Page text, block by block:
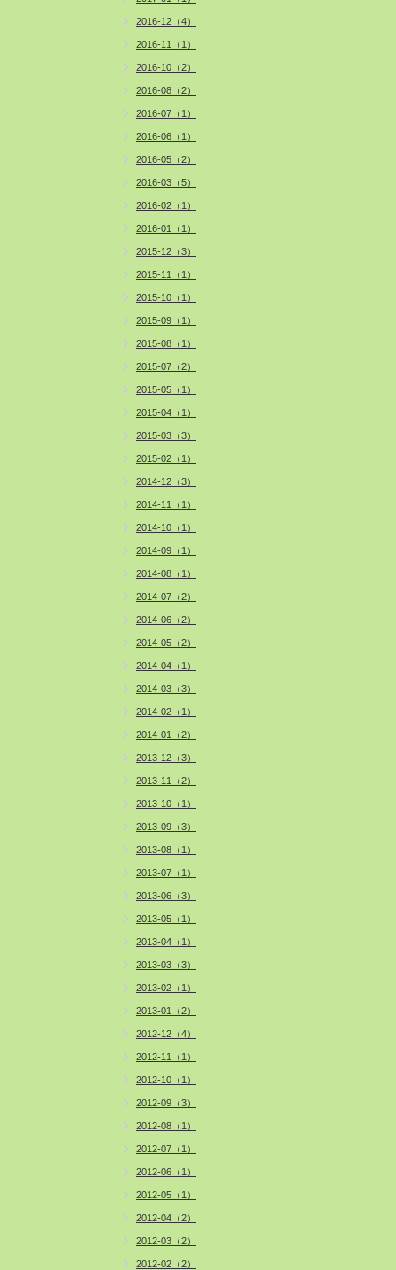
2016-12（4）
2016-11（1）
2016-10（2）
2016-08（2）
2016-07（1）
2016-06（1）
2016-05（2）
2016-03（5）
2016-02（1）
2016-01（1）
2015-12（3）
2015-11（1）
2015-10（1）
2015-09（1）
2015-08（1）
2015-07（2）
2015-05（1）
2015-04（1）
2015-03（3）
2015-02（1）
2014-12（3）
2014-11（1）
2014-10（1）
2014-09（1）
2014-08（1）
2014-07（2）
2014-06（2）
2014-05（2）
2014-04（1）
2014-03（3）
2014-02（1）
2014-01（2）
2013-12（3）
2013-11（2）
2013-10（1）
2013-09（3）
2013-08（1）
2013-07（1）
2013-06（3）
2013-05（1）
2013-04（1）
2013-03（3）
2013-02（1）
2013-01（2）
2012-12（4）
2012-11（1）
2012-10（1）
2012-09（3）
2012-08（1）
2012-07（1）
2012-06（1）
2012-05（1）
2012-04（2）
2012-03（2）
2012-02（2）